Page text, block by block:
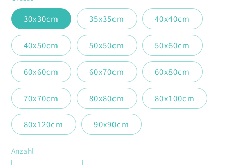
30x30cm 35x35cm 40x40cm
40x50cm 50x50cm 50x60cm
60x60cm 60x70cm 60x80cm
70x70cm 80x80cm 80x100cm
80x120cm 90x90cm
Anzahl